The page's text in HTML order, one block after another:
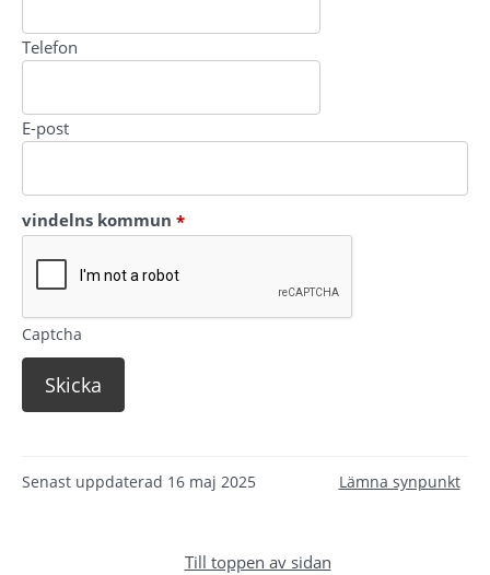
Telefon
E-post
vindelns kommun *(obligatorisk)
Captcha
Senast uppdaterad 16 maj 2025 Lämna synpunkt
Till toppen av sidan